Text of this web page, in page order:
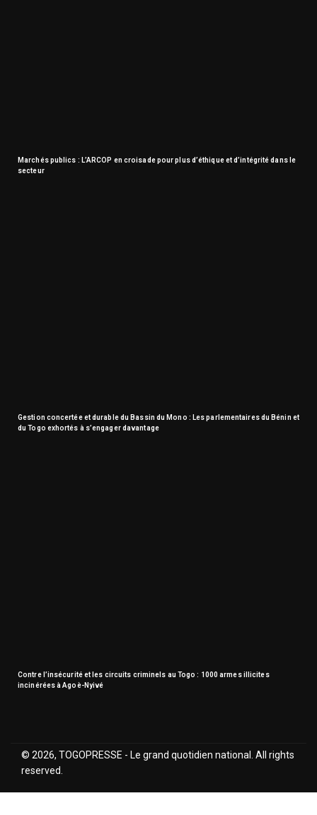
Marchés publics : L’ARCOP en croisade pour plus d’éthique et d’intégrité dans le
secteur
Gestion concertée et durable du Bassin du Mono : Les parlementaires du Bénin et
du Togo exhortés à s’engager davantage
Contre l’insécurité et les circuits criminels au Togo : 1000 armes illicites
incinérées à Agoè-Nyivé
© 2026, TOGOPRESSE - Le grand quotidien national. All rights
reserved.